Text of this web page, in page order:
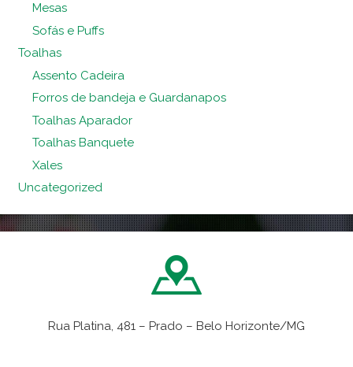
Mesas
Sofás e Puffs
Toalhas
Assento Cadeira
Forros de bandeja e Guardanapos
Toalhas Aparador
Toalhas Banquete
Xales
Uncategorized
Rua Platina, 481 – Prado – Belo Horizonte/MG